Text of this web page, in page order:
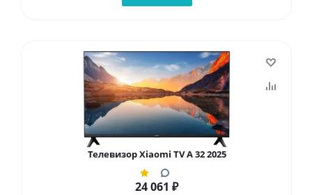
Телевизор Xiaomi TV A 32 2025
24 061 ₽